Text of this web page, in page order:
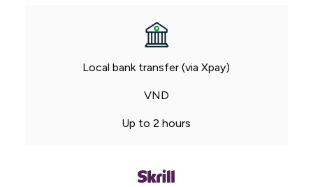
Local bank transfer (via Xpay)
VND
Up to 2 hours